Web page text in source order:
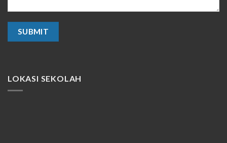
LOKASI SEKOLAH